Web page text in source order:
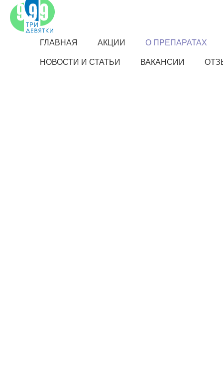
ГЛАВНАЯ АКЦИИ О ПРЕПАРАТАХ
НОВОСТИ И СТАТЬИ ВАКАНСИИ